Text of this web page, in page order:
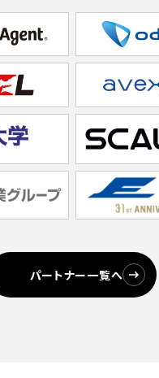
パートナー一覧へ